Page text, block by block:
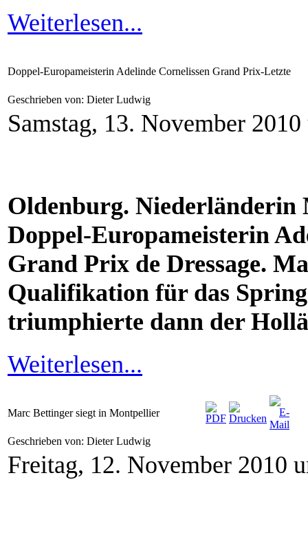
Weiterlesen...
Doppel-Europameisterin Adelinde Cornelissen Grand Prix-Letzte
Geschrieben von: Dieter Ludwig
Samstag, 13. November
Oldenburg. Niederländerin
Doppel-Europameisterin
Grand Prix de Dressage.
Qualifikation für das
triumphierte dann der
Weiterlesen...
Marc Bettinger siegt in Montpellier
Geschrieben von: Dieter Ludwig
Freitag, 12. November 2010